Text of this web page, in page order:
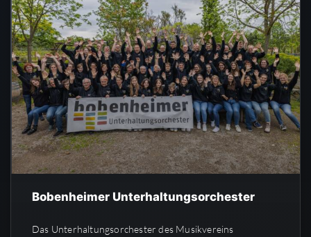
Bobenheimer Unterhaltungsorchester
Das Unterhaltungsorchester des Musikvereins